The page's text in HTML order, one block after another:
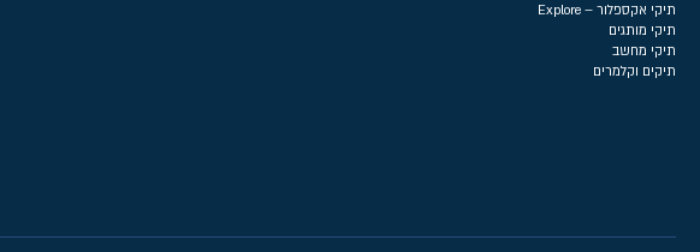
תיקי אקספלור – Explore
תיקי מותגים
תיקי מחשב
תיקים וקלמרים